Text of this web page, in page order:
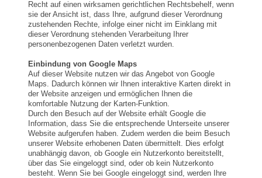
Recht auf einen wirksamen gerichtlichen Rechtsbehelf, wenn
sie der Ansicht ist, dass Ihre, aufgrund dieser Verordnung
zustehenden Rechte, infolge einer nicht im Einklang mit
dieser Verordnung stehenden Verarbeitung Ihrer
personenbezogenen Daten verletzt wurden.
Einbindung von Google Maps
Auf dieser Website nutzen wir das Angebot von Google
Maps. Dadurch können wir Ihnen interaktive Karten direkt in
der Website anzeigen und ermöglichen Ihnen die
komfortable Nutzung der Karten-Funktion.
Durch den Besuch auf der Website erhält Google die
Information, dass Sie die entsprechende Unterseite unserer
Website aufgerufen haben. Zudem werden die beim Besuch
unserer Website erhobenen Daten übermittelt. Dies erfolgt
unabhängig davon, ob Google ein Nutzerkonto bereitstellt,
über das Sie eingeloggt sind, oder ob kein Nutzerkonto
besteht. Wenn Sie bei Google eingeloggt sind, werden Ihre